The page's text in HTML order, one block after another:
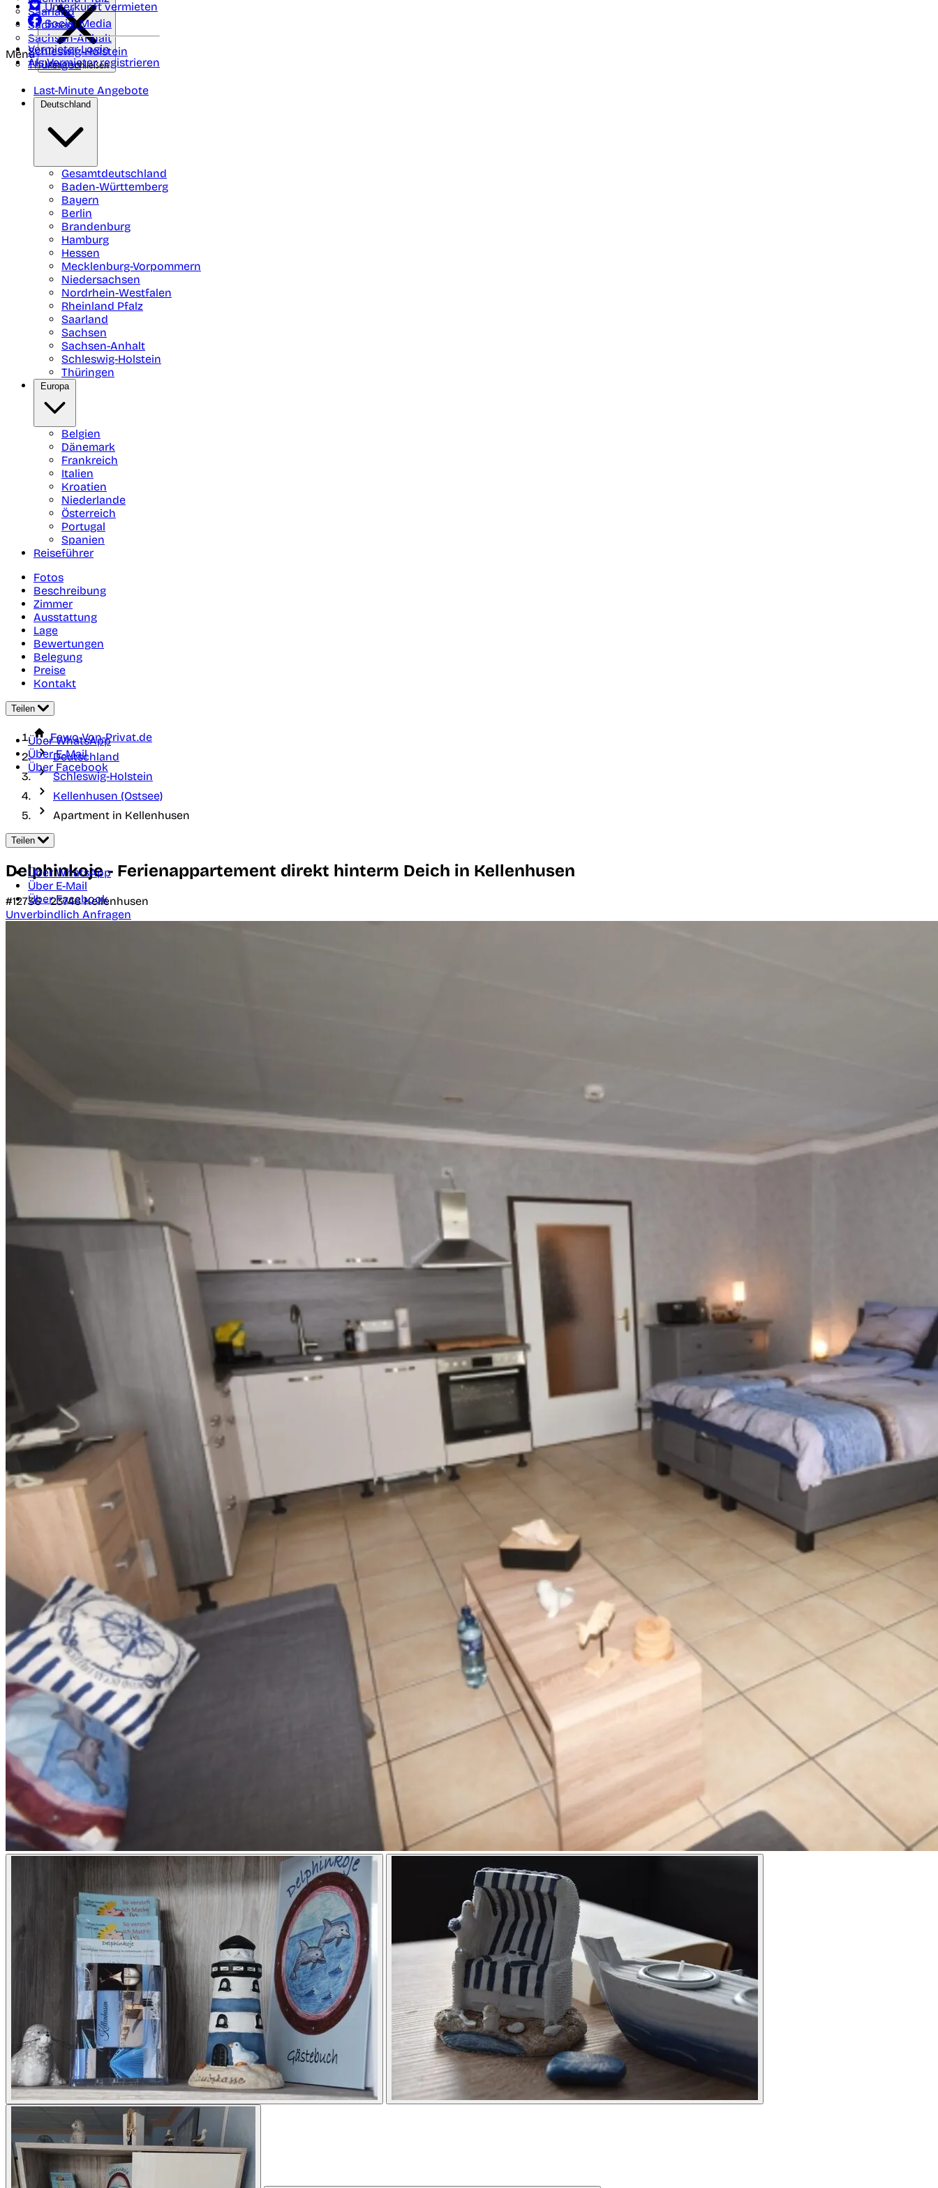
Saarland
Sachsen
Sachsen-Anhalt
Schleswig-Holstein
Thüringen
Unterkunft vermieten
Social Media
Vermieter-Login
Als Vermieter registrieren
Menü
Menü schließen
Last-Minute Angebote
Deutschland
Gesamtdeutschland
Baden-Württemberg
Bayern
Berlin
Brandenburg
Hamburg
Hessen
Mecklenburg-Vorpommern
Niedersachsen
Nordrhein-Westfalen
Rheinland Pfalz
Saarland
Sachsen
Sachsen-Anhalt
Schleswig-Holstein
Thüringen
Europa
Belgien
Dänemark
Frankreich
Italien
Kroatien
Niederlande
Österreich
Portugal
Spanien
Reiseführer
Fotos
Beschreibung
Zimmer
Ausstattung
Lage
Bewertungen
Belegung
Preise
Kontakt
Teilen
Über WhatsApp
Über E-Mail
Über Facebook
Fewo-Von-Privat.de
Deutschland
Schleswig-Holstein
Kellenhusen (Ostsee)
Apartment in Kellenhusen
Teilen
Über WhatsApp
Über E-Mail
Über Facebook
Delphinkoje - Ferienappartement direkt hinterm Deich in Kellenhusen
#12736 -23746Kellenhusen
Unverbindlich Anfragen